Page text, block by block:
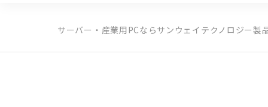
製品カテゴリから探す
メーカーから探す
サーバー・産業用PCならサンウェイテクノロジー製